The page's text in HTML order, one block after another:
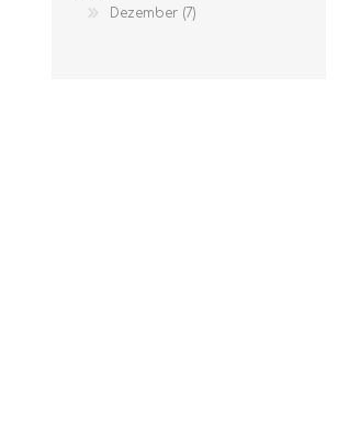
Dezember (7)